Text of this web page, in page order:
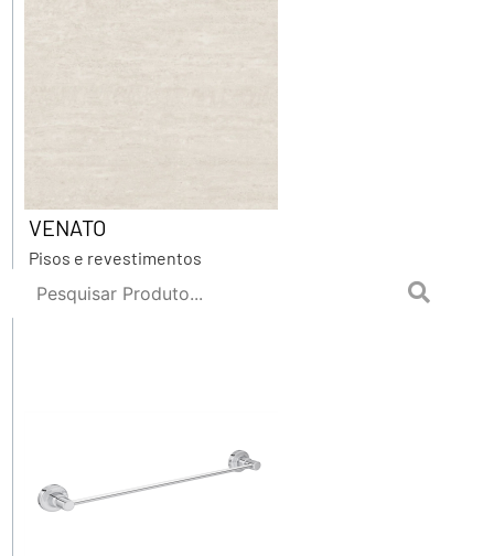
VENATO
Pisos e revestimentos
VER MAIS DETALHES